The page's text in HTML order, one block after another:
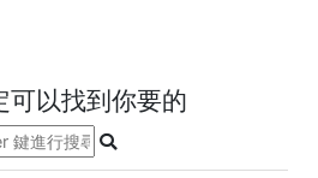
以找到你要的